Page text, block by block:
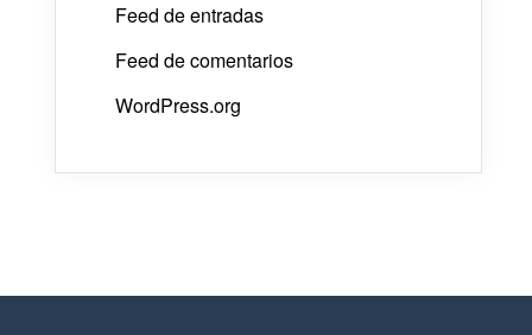
Feed de entradas
Feed de comentarios
WordPress.org